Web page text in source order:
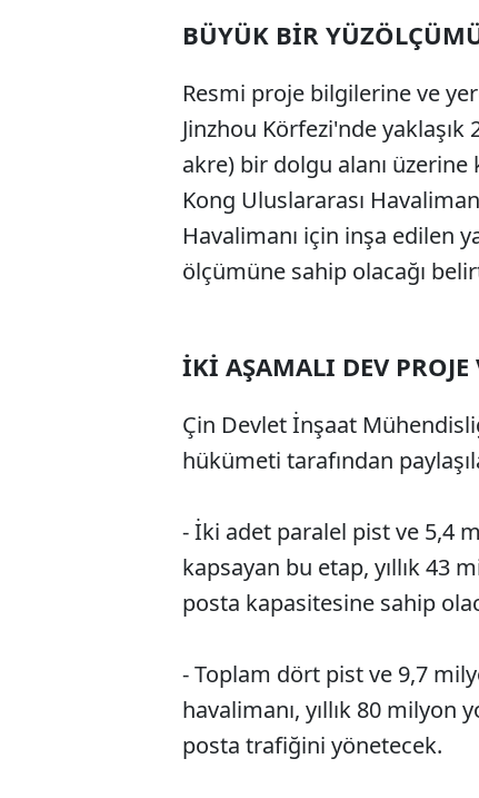
BÜYÜK BİR
Resmi proje bilgilerine ve
Jinzhou Körfezi'nde
akre) bir dolgu alanı
Kong Uluslararası
Havalimanı için inşa edilen
ölçümüne sahip olacağı
İKİ AŞAMALI DEV
Çin Devlet İnşaat
hükümeti tarafından
- İki adet paralel pist ve 5,4
kapsayan bu etap, yıllık 43
posta kapasitesine sahip
- Toplam dört pist ve 9,7
havalimanı, yıllık 80
posta trafiğini yönetecek.